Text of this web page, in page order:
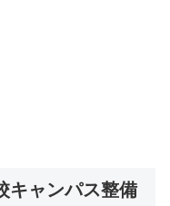
キャンパス整備